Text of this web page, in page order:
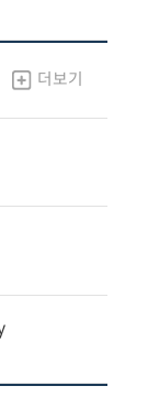
더보기